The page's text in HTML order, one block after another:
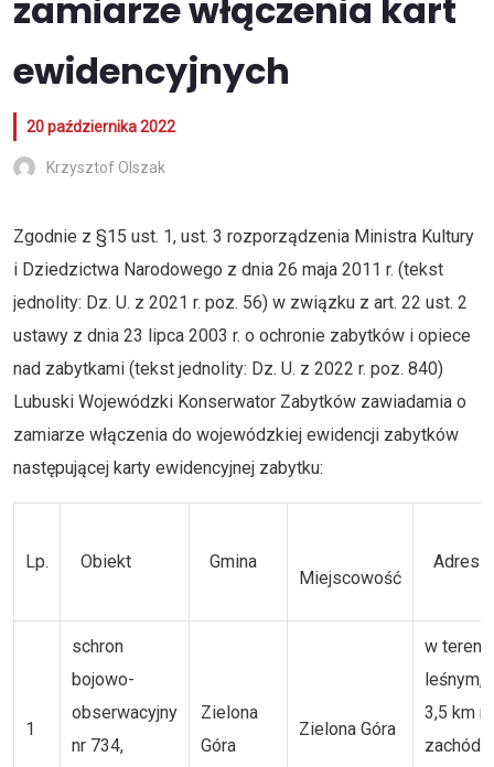
zamiarze włączenia kart
ewidencyjnych
20 października 2022
Krzysztof Olszak
Zgodnie z §15 ust. 1, ust. 3 rozporządzenia Ministra Kultury
i Dziedzictwa Narodowego z dnia 26 maja 2011 r. (tekst
jednolity: Dz. U. z 2021 r. poz. 56) w związku z art. 22 ust. 2
ustawy z dnia 23 lipca 2003 r. o ochronie zabytków i opiece
nad zabytkami (tekst jednolity: Dz. U. z 2022 r. poz. 840)
Lubuski Wojewódzki Konserwator Zabytków zawiadamia o
zamiarze włączenia do wojewódzkiej ewidencji zabytków
następującej karty ewidencyjnej zabytku:
Lp. Obiekt Gmina
Miejscowość
Adres
1
schron
bojowo-
obserwacyjny
nr 734,
Zielona
Góra
Zielona Góra
w
leśnym,
3,5 km
zachód